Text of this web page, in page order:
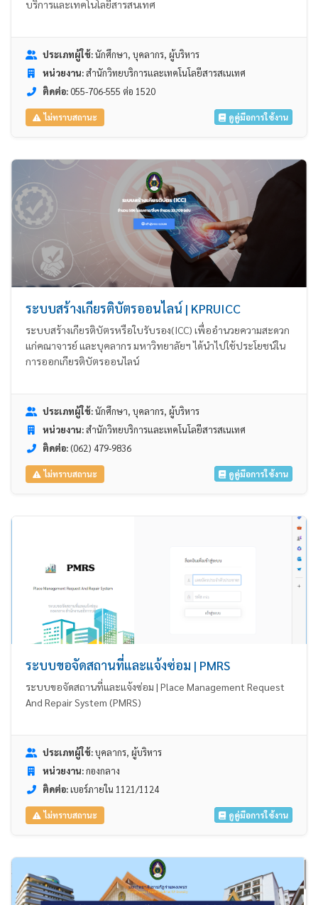
บริการและเทคโนโลยีสารสนเทศ
ประเภทผู้ใช้:นักศึกษา, บุคลากร, ผู้บริหาร
หน่วยงาน:สำนักวิทยบริการและเทคโนโลยีสารสเนเทศ
ติดต่อ:055-706-555 ต่อ 1520
ไม่ทราบสถานะ ดูคู่มือการใช้งาน
ระบบสร้างเกียรติบัตรออนไลน์ | KPRUICC
ระบบสร้างเกียรติบัตรหรือใบรับรอง(ICC) เพื่ออำนวยความสะดวก
แก่คณาจารย์ และบุคลากร มหาวิทยาลัยฯ ได้นำไปใช้ประโยชน์ใน
การออกเกียรติบัตรออนไลน์
ประเภทผู้ใช้:นักศึกษา, บุคลากร, ผู้บริหาร
หน่วยงาน:สำนักวิทยบริการและเทคโนโลยีสารสเนเทศ
ติดต่อ:(062) 479-9836
ไม่ทราบสถานะ ดูคู่มือการใช้งาน
ระบบขอจัดสถานที่และแจ้งซ่อม | PMRS
ระบบขอจัดสถานที่และแจ้งซ่อม | Place Management Request
And Repair System (PMRS)
ประเภทผู้ใช้:บุคลากร, ผู้บริหาร
หน่วยงาน:กองกลาง
ติดต่อ:เบอร์ภายใน 1121/1124
ไม่ทราบสถานะ ดูคู่มือการใช้งาน